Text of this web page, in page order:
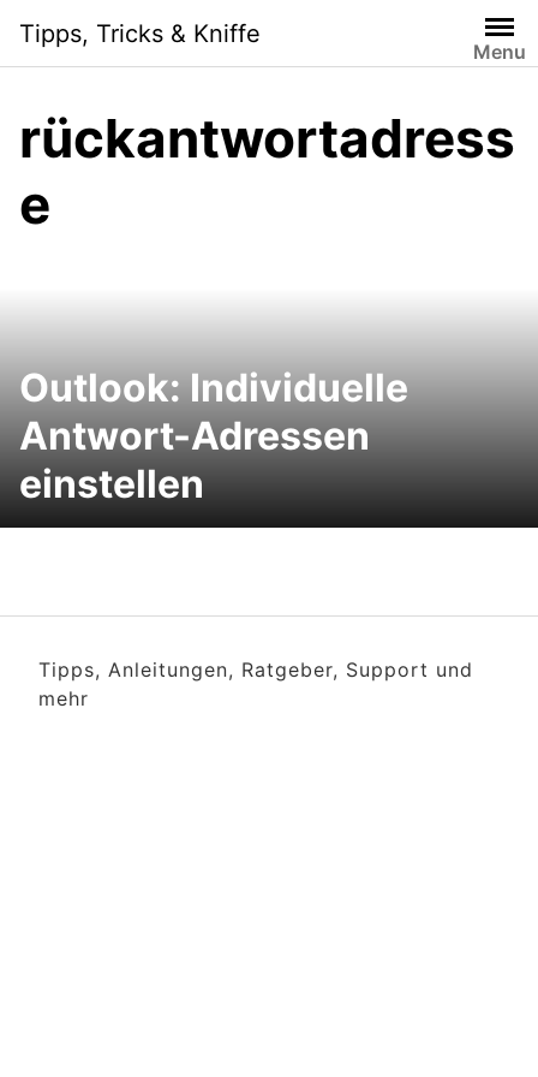
content
Tipps, Tricks & Kniffe
Menu
rückantwortadress
e
Outlook: Individuelle
Antwort-Adressen
einstellen
Tipps, Anleitungen, Ratgeber, Support und
mehr